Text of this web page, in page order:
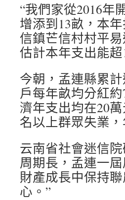
“我們家從2016年
增添到13畝，本
信鎮芒信村村平
估計本年支出能超
今朝，孟連縣累
戶每年畝均分紅
濟年支出均在20
名以上群眾失業
云南省社會迷信
周期長，孟連一
財產成長中保持
心。”